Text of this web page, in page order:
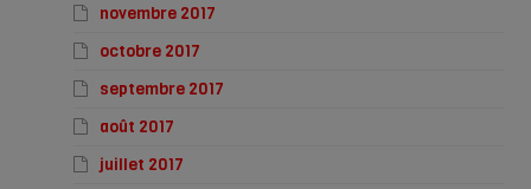
novembre 2017
octobre 2017
septembre 2017
août 2017
juillet 2017